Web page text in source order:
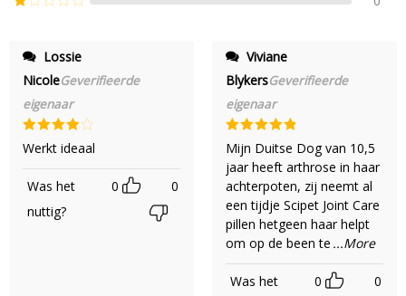
2uit
5
NicoleGeverifieerde
eigenaar
Gewaardeerd
4 uit 5
Werkt ideaal
Was het
nuttig?
0 0
BlykersGeverifieerde
eigenaar
Gewaardeerd
5uit 5
Mijn Duitse Dog van 10,5
jaar heeft arthrose in haar
achterpoten, zij neemt al
een tijdje Scipet Joint Care
pillen hetgeen haar helpt
om op de been te ...More
Was het
0 0